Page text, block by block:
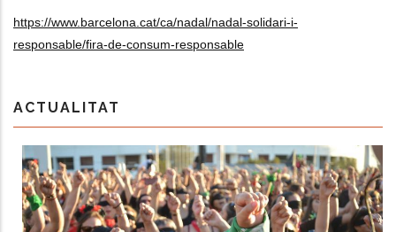
https://www.barcelona.cat/ca/nadal/nadal-solidari-i-
responsable/fira-de-consum-responsable
ACTUALITAT